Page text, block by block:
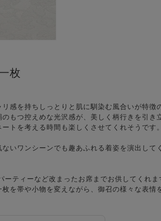
枚
感を持ちしっとりと肌に馴染む風合いが特徴
もつ控えめな光沢感が、美しく柄行きを引き
トを考える時間も楽しくさせてくれそうです
いワンシーンでも趣あふれる着姿を演出して
ティーなど改まったお席までお供してくれま
を帯や小物を変えながら、御召の様々な表情